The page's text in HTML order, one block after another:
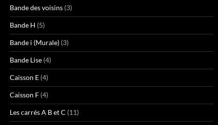
Bande des voisins (3)
Bande H (5)
Bande i (Murale) (3)
Bande Lise (4)
Caisson E (4)
Caisson F (4)
Les carrés A B et C (11)